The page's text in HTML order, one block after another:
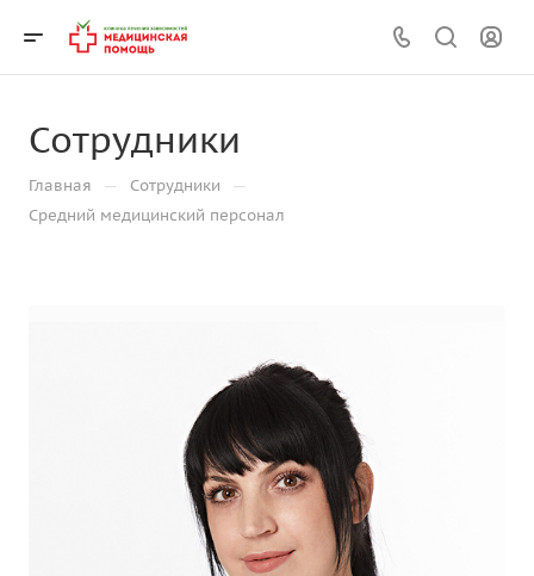
Сотрудники
Главная — Сотрудники —
Средний медицинский персонал